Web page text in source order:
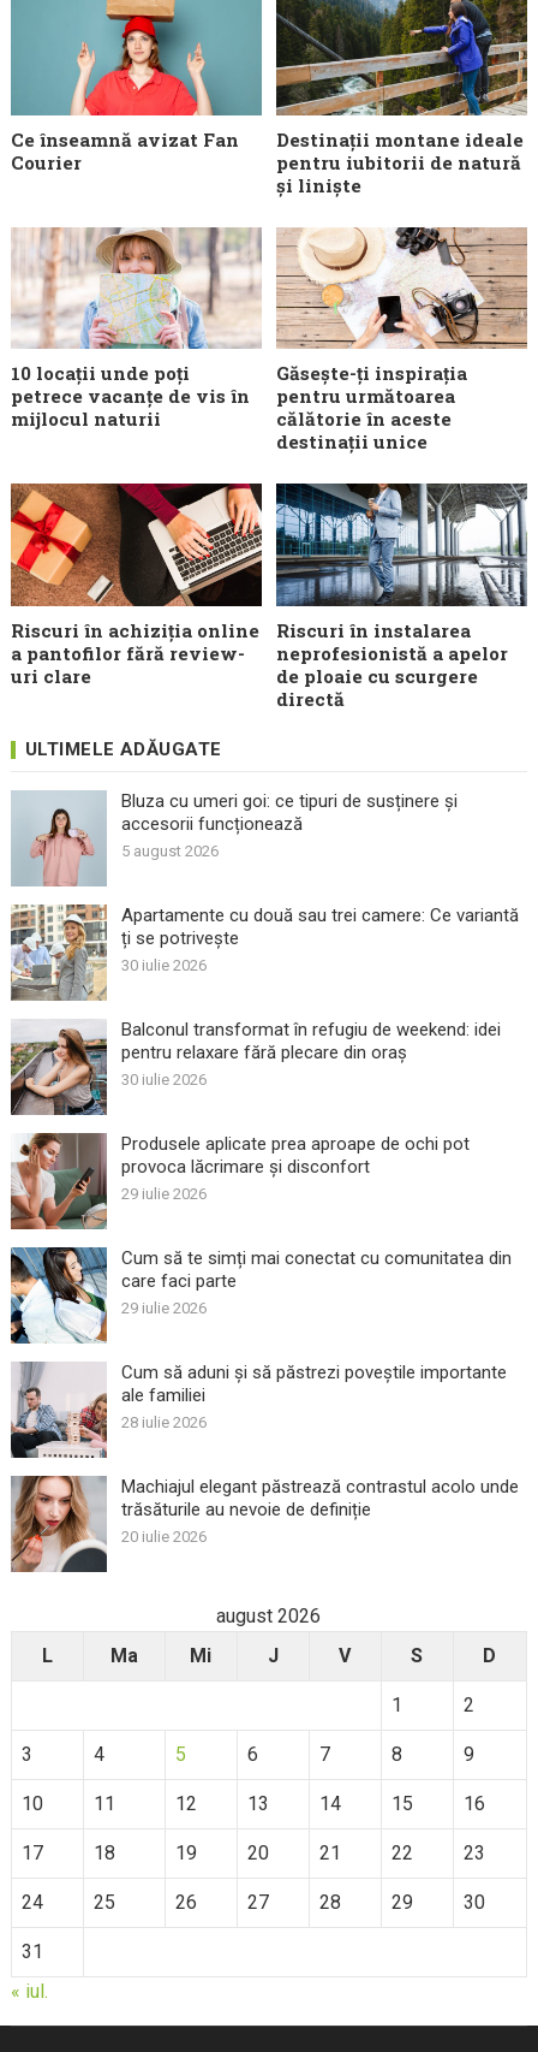
Ce înseamnă avizat Fan
Courier
Destinații montane ideale
pentru iubitorii de natură
și liniște
10 locații unde poți
petrece vacanțe de vis în
mijlocul naturii
Găsește-ți inspirația
pentru următoarea
călătorie în aceste
destinații unice
Riscuri în achiziția online
a pantofilor fără review-
uri clare
Riscuri în instalarea
neprofesionistă a apelor
de ploaie cu scurgere
directă
ULTIMELE ADĂUGATE
Bluza cu umeri goi: ce tipuri de susținere și
accesorii funcționează
5 august 2026
Apartamente cu două sau trei camere: Ce variantă
ți se potrivește
30 iulie 2026
Balconul transformat în refugiu de weekend: idei
pentru relaxare fără plecare din oraș
30 iulie 2026
Produsele aplicate prea aproape de ochi pot
provoca lăcrimare și disconfort
29 iulie 2026
Cum să te simți mai conectat cu comunitatea din
care faci parte
29 iulie 2026
Cum să aduni și să păstrezi poveștile importante
ale familiei
28 iulie 2026
Machiajul elegant păstrează contrastul acolo unde
trăsăturile au nevoie de definiție
20 iulie 2026
august 2026
L
Ma Mi J V S D
1 2
3 4 5 6 7 8 9
10 11 12 13 14 15 16
17 18 19 20 21 22 23
24 25 26 27 28 29 30
31
« iul.